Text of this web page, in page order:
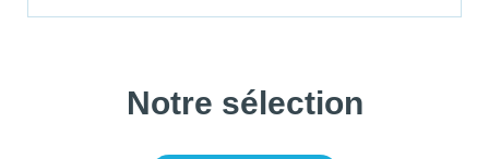
Notre sélection